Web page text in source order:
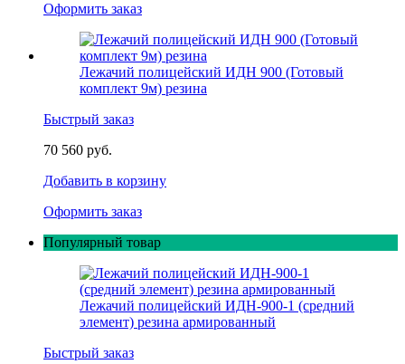
Оформить заказ
Лежачий полицейский ИДН 900 (Готовый
комплект 9м) резина
Быстрый заказ
70 560 руб.
Добавить в корзину
Оформить заказ
Популярный товар
Лежачий полицейский ИДН-900-1 (средний
элемент) резина армированный
Быстрый заказ